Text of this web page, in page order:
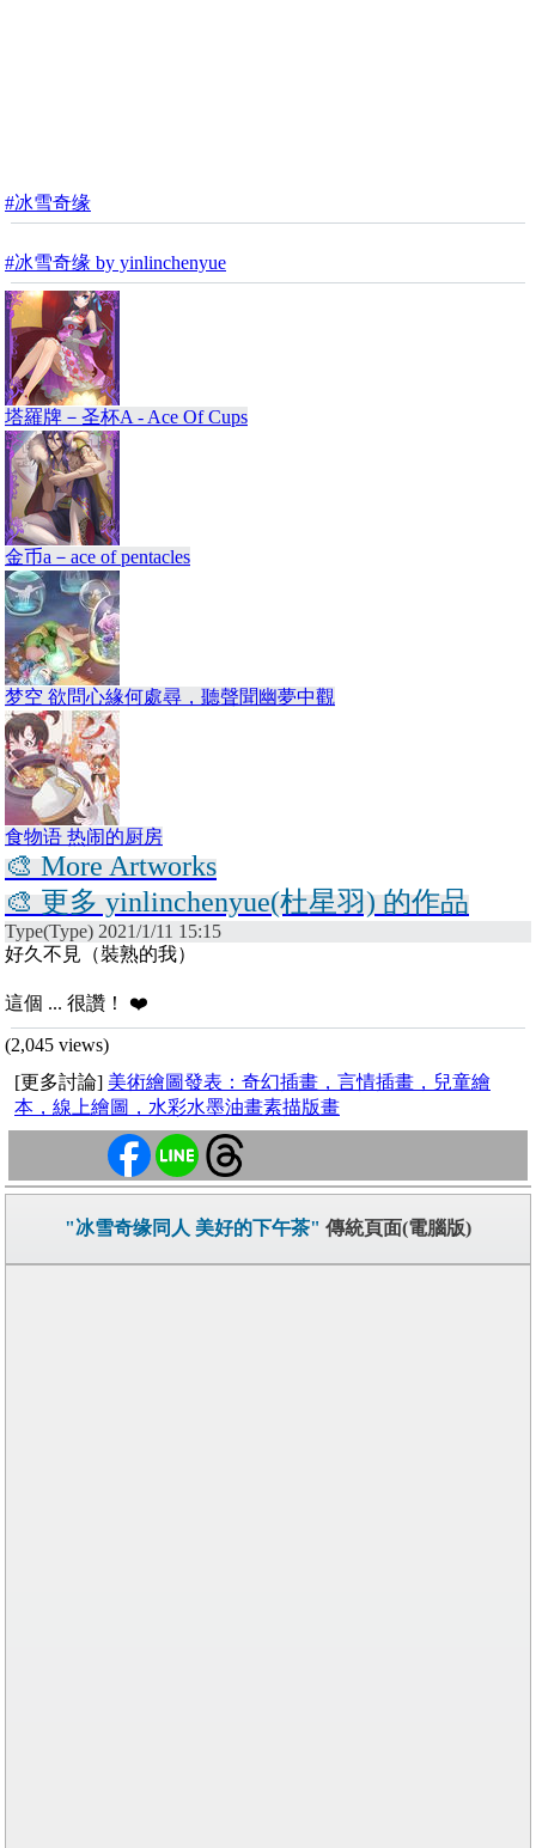
#冰雪奇缘
#冰雪奇缘 by yinlinchenyue
塔羅牌－圣杯A - Ace Of Cups
金币a－ace of pentacles
梦空 欲問心緣何處尋，聽聲聞幽夢中觀
食物语 热闹的厨房
🎨 More Artworks
🎨 更多 yinlinchenyue(杜星羽) 的作品
Type(Type) 2021/1/11 15:15
好久不見（裝熟的我）
這個 ... 很讚！ ❤️
(2,045 views)
[更多討論] 美術繪圖發表：奇幻插畫，言情插畫，兒童繪
本，線上繪圖，水彩水墨油畫素描版畫
"冰雪奇缘同人 美好的下午茶" 傳統頁面(電腦版)